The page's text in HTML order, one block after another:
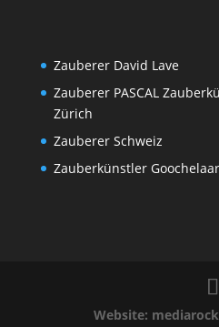
Zauberer David Lave
Zauberer PASCAL
Zürich
Zauberer Schweiz
Zauberkünstler Goochelaar
Website: